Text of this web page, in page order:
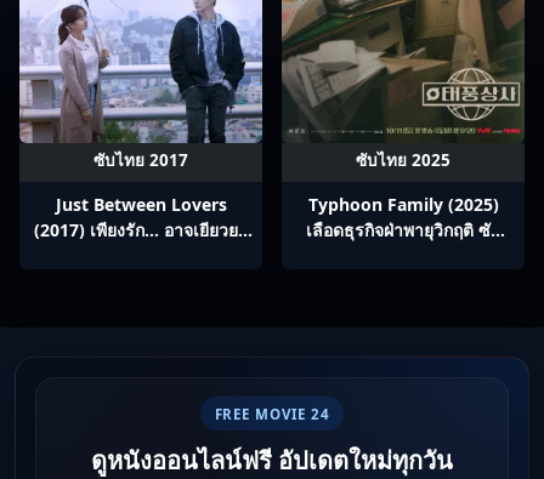
ซับไทย 2017
Just Between Lovers
(2017) เพียงรัก… อาจเยียวยา
ซับไทย 2025
Typhoon Family (2025)
เลือดธุรกิจฝ่าพายุวิกฤติ ซับ
FREE MOVIE 24
ดูหนังออนไลน์ฟรี อัปเดตใหม่ทุกวัน